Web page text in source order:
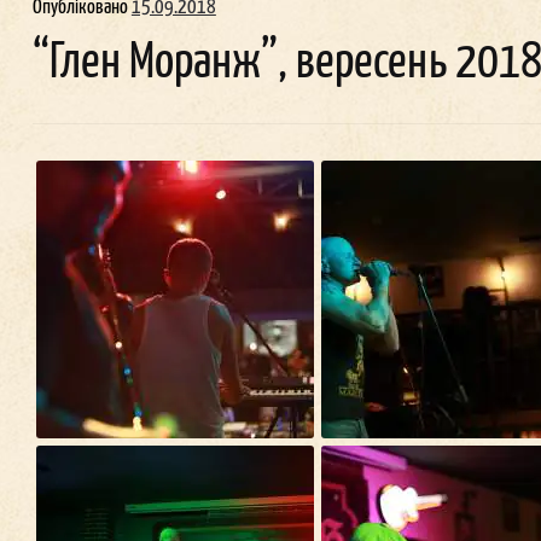
Опубліковано15.09.2018
“Глен Моранж”, вересень 2018